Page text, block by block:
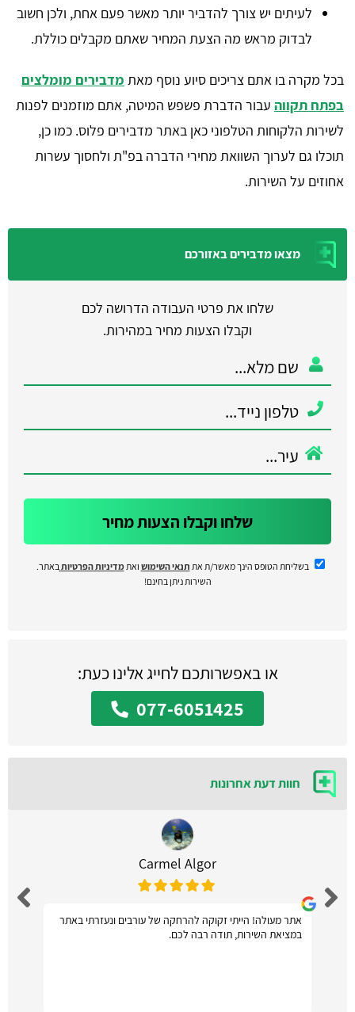
לעיתים יש צורך להדביר יותר מאשר פעם אחת, ולכן חשוב
לבדוק מראש מה הצעת המחיר שאתם מקבלים כוללת.
בכל מקרה בו אתם צריכים סיוע נוסף מאת מדבירים מומלצים
בפתח תקווה עבור הדברת פשפש המיטה, אתם מוזמנים לפנות
לשירות הלקוחות הטלפוני כאן באתר מדבירים פלוס. כמו כן,
תוכלו גם לערוך השוואת מחירי הדברה בפ"ת ולחסוך עשרות
אחוזים על השירות.
מצאו מדבירים באזורכם
שלחו את פרטי העבודה הדרושה לכם
וקבלו הצעות מחיר במהירות.
שלחו וקבלו הצעות מחיר
בשליחת הטופס הינך מאשר/ת את תנאי השימוש ואתמדיניות הפרטיותבאתר.
השירות ניתן בחינם!
או באפשרותכם לחייג אלינו כעת:
077-6051425
חוות דעת אחרונות
Carmel Algor
אתר מעולה! הייתי זקוקה להרחקה של עורבים ונעזרתי באתר
במציאת השירות, תודה רבה לכם.